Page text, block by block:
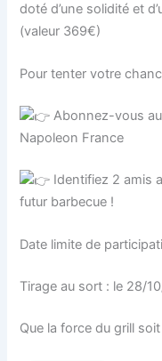
doté d’une solidité et
(valeur 369€)
Pour tenter votre
Abonnez-vous
Napoleon France
Identifiez 2 amis
futur barbecue !
Date limite de
Tirage au sort : le 28/
Que la force du grill